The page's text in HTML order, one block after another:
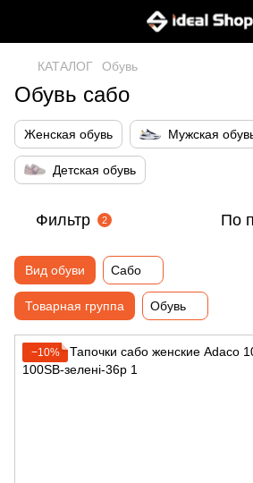
КАТАЛОГ Обувь
Обувь сабо
Женская обувь Мужская
Детская обувь
Фильтр 2 По
Вид обуви Сабо
Товарная группа Обувь
−10%